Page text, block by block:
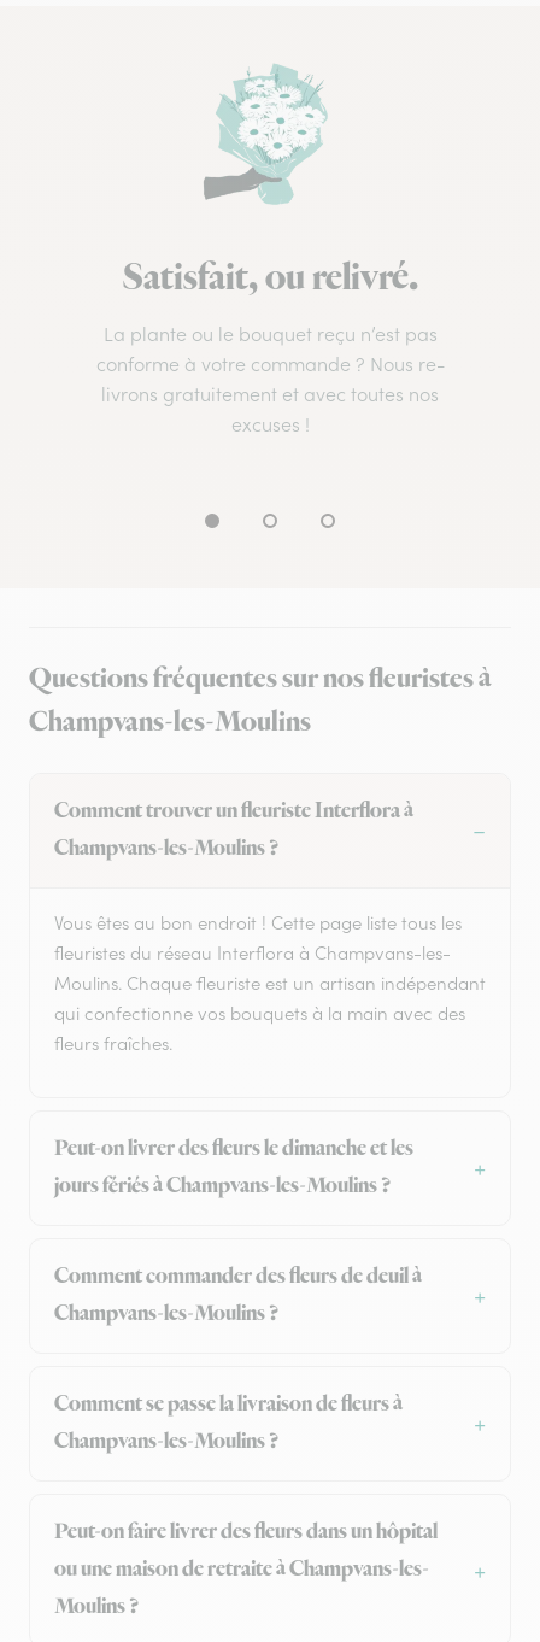
Satisfait, ou relivré.
La plante ou le bouquet reçu n’est pas
conforme à votre commande ? Nous re-
livrons gratuitement et avec toutes nos
excuses !
Questions fréquentes sur nos fleuristes à
Champvans-les-Moulins
Comment trouver un fleuriste Interflora à
Champvans-les-Moulins ?
Vous êtes au bon endroit ! Cette page liste tous les
fleuristes du réseau Interflora à Champvans-les-
Moulins. Chaque fleuriste est un artisan indépendant
qui confectionne vos bouquets à la main avec des
fleurs fraîches.
Peut-on livrer des fleurs le dimanche et les
jours fériés à Champvans-les-Moulins ?
Comment commander des fleurs de deuil à
Champvans-les-Moulins ?
Comment se passe la livraison de fleurs à
Champvans-les-Moulins ?
Peut-on faire livrer des fleurs dans un hôpital
ou une maison de retraite à Champvans-les-
Moulins ?